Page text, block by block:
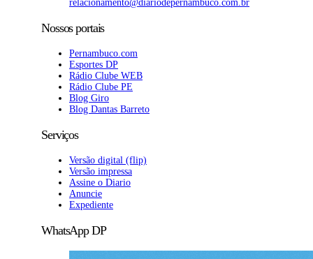
relacionamento@diariodepernambuco.com.br
Nossos portais
Pernambuco.com
Esportes DP
Rádio Clube WEB
Rádio Clube PE
Blog Giro
Blog Dantas Barreto
Serviços
Versão digital (flip)
Versão impressa
Assine o Diario
Anuncie
Expediente
WhatsApp DP